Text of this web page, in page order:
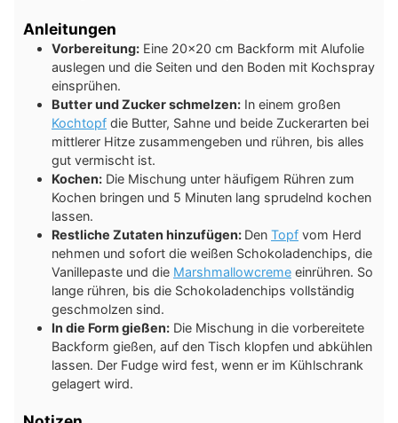
Anleitungen
Vorbereitung: Eine 20×20 cm Backform mit Alufolie
auslegen und die Seiten und den Boden mit Kochspray
einsprühen.
Butter und Zucker schmelzen: In einem großen
Kochtopf die Butter, Sahne und beide Zuckerarten bei
mittlerer Hitze zusammengeben und rühren, bis alles
gut vermischt ist.
Kochen: Die Mischung unter häufigem Rühren zum
Kochen bringen und 5 Minuten lang sprudelnd kochen
lassen.
Restliche Zutaten hinzufügen: Den Topf vom Herd
nehmen und sofort die weißen Schokoladenchips, die
Vanillepaste und die Marshmallowcreme einrühren. So
lange rühren, bis die Schokoladenchips vollständig
geschmolzen sind.
In die Form gießen: Die Mischung in die vorbereitete
Backform gießen, auf den Tisch klopfen und abkühlen
lassen. Der Fudge wird fest, wenn er im Kühlschrank
gelagert wird.